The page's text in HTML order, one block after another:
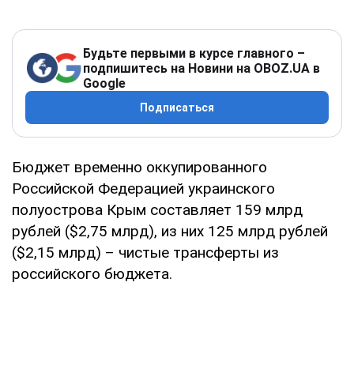
Будьте первыми в курсе главного –
подпишитесь на Новини на OBOZ.UA в
Google
Подписаться
Бюджет временно оккупированного
Российской Федерацией украинского
полуострова Крым составляет 159 млрд
рублей ($2,75 млрд), из них 125 млрд рублей
($2,15 млрд) – чистые трансферты из
российского бюджета.